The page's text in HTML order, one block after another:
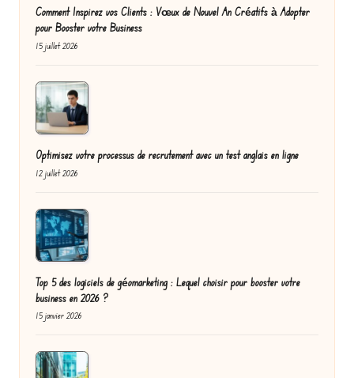
Comment Inspirez vos Clients : Vœux de Nouvel An Créatifs à Adopter
pour Booster votre Business
15 juillet 2026
Optimisez votre processus de recrutement avec un test anglais en ligne
12 juillet 2026
Top 5 des logiciels de géomarketing : Lequel choisir pour booster votre
business en 2026 ?
15 janvier 2026